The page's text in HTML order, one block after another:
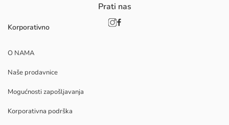
Korporativno
O NAMA
Naše prodavnice
Mogućnosti zapošljavanja
Korporativna podrška
Prati nas